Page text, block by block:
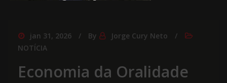
jan 31, 2026 By
Jorge Cury Neto
NOTÍCIA
Economia da Oralidade